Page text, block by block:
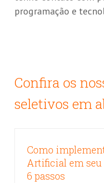
programação e
Confira os
seletivos em
Como
Artificial em seu
6 passos